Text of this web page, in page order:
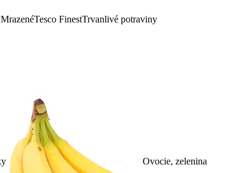
MrazenéTesco FinestTrvanlivé potraviny
Ovocie, zelenina